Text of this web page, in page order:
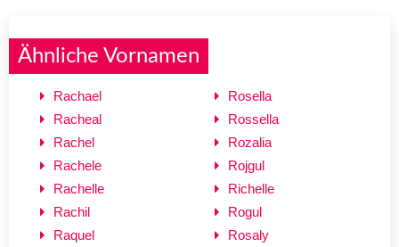
Ähnliche Vornamen
Rachael
Racheal
Rachel
Rachele
Rachelle
Rachil
Raquel
Rosella
Rossella
Rozalia
Rojgul
Richelle
Rogul
Rosaly